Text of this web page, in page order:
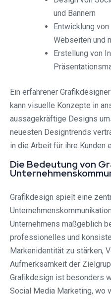
und Bannern
Entwicklung
Webseiten und
Erstellung von
Ein erfahrener
kann visuelle Konzepte in
aussagekräftige Designs
neuesten Designtrends
in die Arbeit für ihre Kunden
Die Bedeutung von
Grafikdesign spielt eine
Unternehmens maßgeblich
professionelles und
Markenidentität zu stärken,
Aufmerksamkeit der
Grafikdesign ist besonders
Social Media Marketing, wo